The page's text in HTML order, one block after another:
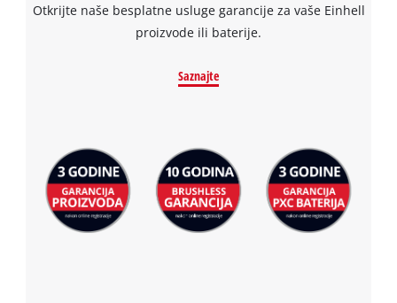
Otkrijte naše besplatne usluge garancije za vaše Einhell
proizvode ili baterije.
Saznajte